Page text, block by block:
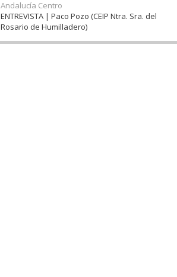
Andalucía Centro
ENTREVISTA | Paco Pozo (CEIP Ntra. Sra. del
Rosario de Humilladero)